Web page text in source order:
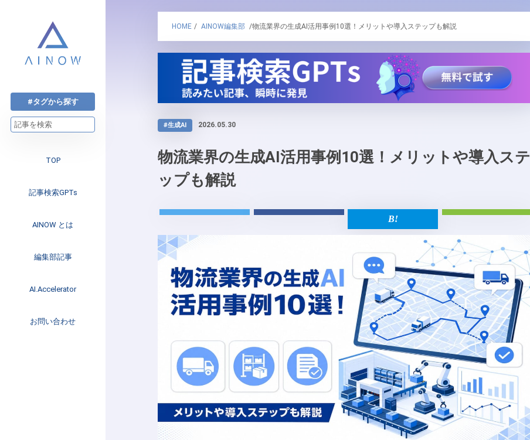
#タグから探す
TOP
記事検索GPTs
AINOW とは
編集部記事
注目のニュース
インタビュー
Web3
AI.Accelerator
AI.Accelerator記事
お問い合わせ
HOME / AINOW編集部 /物流業界の生成AI活用事例10選！メリットや導入ステップも解説
#生成AI 2026.05.30
物流業界の生成AI活用事例10選！メリットや導入ステ
ップも解説